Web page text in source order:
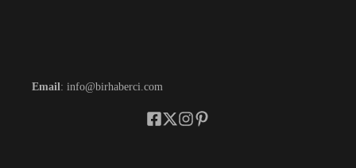
Email : info@birhaberci.com